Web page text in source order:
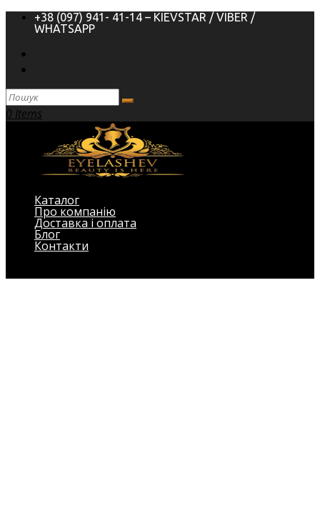
+38 (097) 941- 41-14 – KIEVSTAR / VIBER /
WHATSAPP
0 Items
Каталог
Про компанію
Доставка і оплата
Блог
Контакти